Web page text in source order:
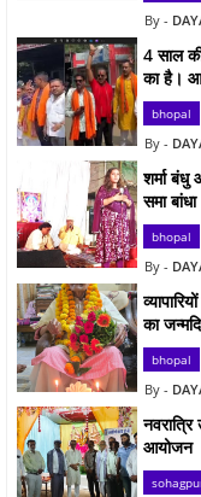
4 साल
का है।
bhopal
शर्मा
समा
bhopal
का
bhopal
आयोजन